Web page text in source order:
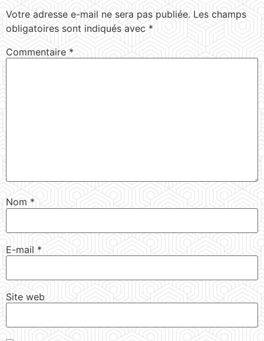
Votre adresse e-mail ne sera pas publiée. Les champs
obligatoires sont indiqués avec *
Commentaire *
Nom *
E-mail *
Site web